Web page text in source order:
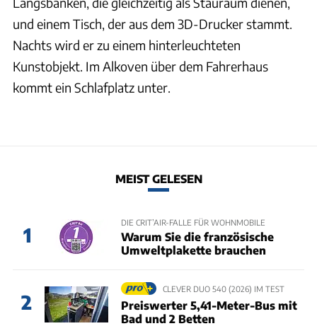
und einem Tisch, der aus dem 3D-Drucker stammt.
Nachts wird er zu einem hinterleuchteten
Kunstobjekt. Im Alkoven über dem Fahrerhaus
kommt ein Schlafplatz unter.
MEIST GELESEN
1
DIE CRIT’AIR-FALLE FÜR WOHNMOBILE
Warum Sie die französische
Umweltplakette brauchen
2
CLEVER DUO 540 (2026) IM TEST
Preiswerter 5,41-Meter-Bus mit
Bad und 2 Betten